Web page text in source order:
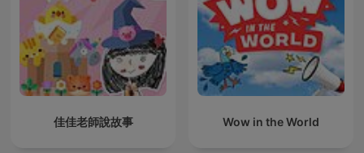
佳佳老師說故事 Wow in the World